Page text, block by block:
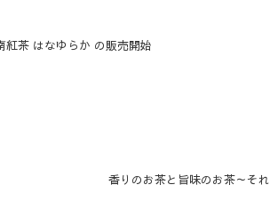
紅茶 はなゆらか の販売開始
香りのお茶と旨味のお茶～そ